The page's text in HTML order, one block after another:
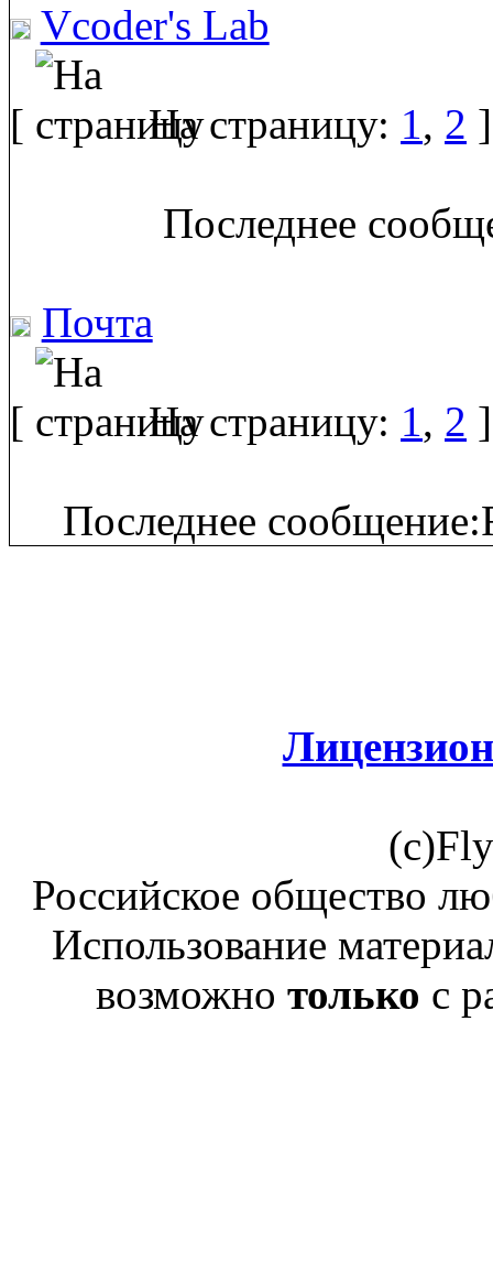
Vcoder's Lab
[ На страницу: 1, 2 ]
Последнее
Почта
[ На страницу: 1, 2 ]
Последнее
Российское общество
Использование
возможно только с